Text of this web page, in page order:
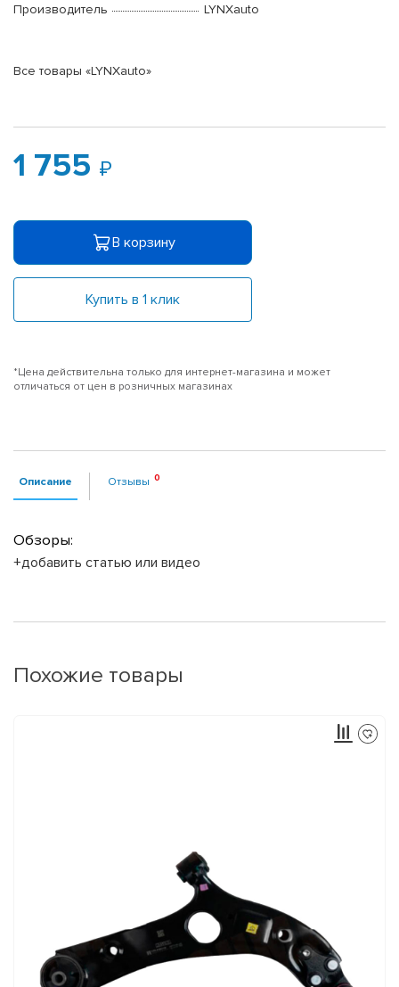
Производитель
LYNXauto
Все товары «LYNXauto»
1 755
В корзину
Купить в 1 клик
*Цена действительна только для интернет-магазина и может
отличаться от цен в розничных магазинах
Описание Отзывы
Обзоры:
+добавить статью или видео
Похожие товары